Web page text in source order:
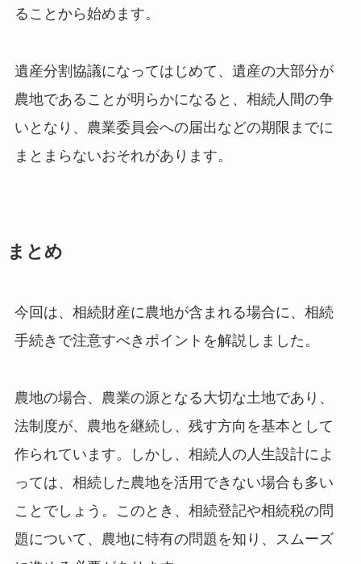
ることから始めます。
遺産分割協議になってはじめて、遺産の大部分が
農地であることが明らかになると、相続人間の争
いとなり、農業委員会への届出などの期限までに
まとまらないおそれがあります。
まとめ
今回は、相続財産に農地が含まれる場合に、相続
手続きで注意すべきポイントを解説しました。
農地の場合、農業の源となる大切な土地であり、
法制度が、農地を継続し、残す方向を基本として
作られています。しかし、相続人の人生設計によ
っては、相続した農地を活用できない場合も多い
ことでしょう。このとき、相続登記や相続税の問
題について、農地に特有の問題を知り、スムーズ